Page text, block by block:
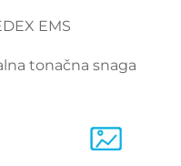
EMS
tonačna snaga